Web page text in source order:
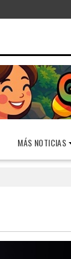
MÁS NOTICIAS